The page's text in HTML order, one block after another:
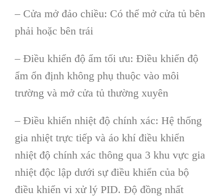
– Cửa mở đảo chiều: Có thể mở cửa tủ bên
phải hoặc bên trái
– Điều khiển độ ẩm tối ưu: Điều khiển độ
ẩm ổn định không phụ thuộc vào môi
trường và mở cửa tủ thường xuyên
– Điều khiển nhiệt độ chính xác: Hệ thống
gia nhiệt trực tiếp và áo khí điều khiển
nhiệt độ chính xác thông qua 3 khu vực gia
nhiệt độc lập dưới sự điều khiển của bộ
điều khiển vi xử lý PID. Độ đồng nhất